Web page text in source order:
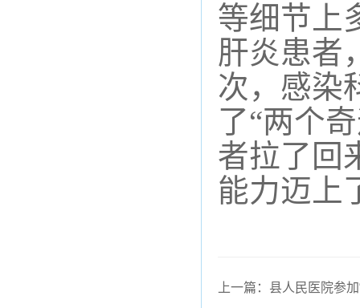
等细节上
肝炎患者
次 ， 感染
了“两个
者拉了回
能力迈上
上一篇：县人民医院参